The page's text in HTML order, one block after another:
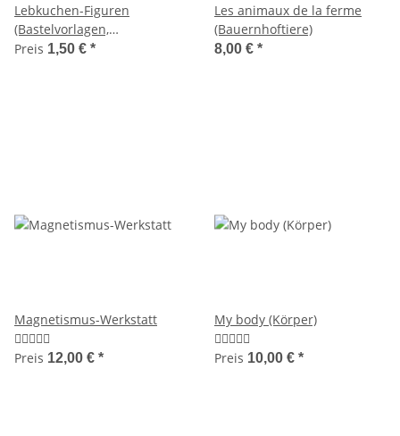
Lebkuchen-Figuren
(Bastelvorlagen,
Weihnachten)
Preis 1,50 € *
Les animaux de la ferme
(Bauernhoftiere)
8,00 € *
Magnetismus-Werkstatt
Preis 12,00 € *
My body (Körper)
Preis 10,00 € *